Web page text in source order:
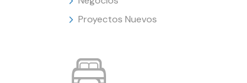
Proyectos Nuevos